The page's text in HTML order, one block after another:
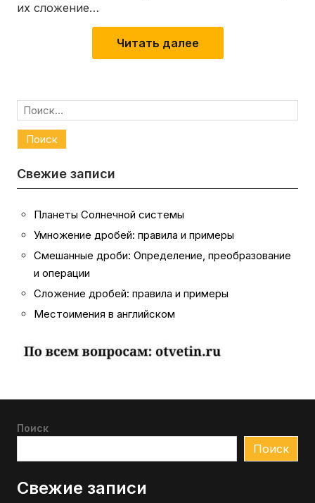
их сложение…
Читать далее
Найти:
Свежие записи
Планеты Солнечной системы
Умножение дробей: правила и примеры
Смешанные дроби: Определение, преобразование
и операции
Сложение дробей: правила и примеры
Местоимения в английском
Поиск
Поиск
Свежие записи